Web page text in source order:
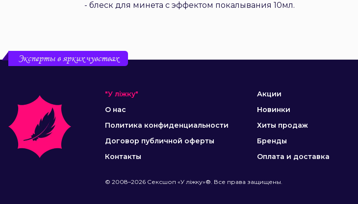
- блеск для минета с эффектом покалывания 10мл.
Эксперты в ярких чувствах
"У ліжку"
О нас
Политика конфиденциальности
Договор публичной оферты
Контакты
Акции
Новинки
Хиты продаж
Бренды
Оплата и доставка
© 2008–2026 Сексшоп «У ліжку»®. Все права защищены.